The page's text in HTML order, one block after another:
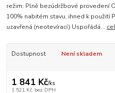
režim: Plně bezúdržbové provedení
100% nabitém stavu, ihned k použití
uzavřená (neotevírací) Uspořádá...
Dostupnost Není skladem
1 841 Kč/ks
1 521 Kč bez DPH